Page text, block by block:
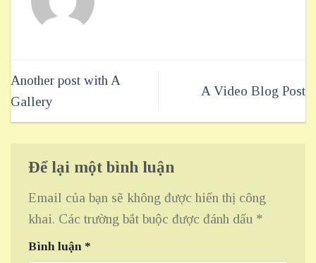
Another post with A
Gallery
A Video Blog Post
Để lại một bình luận
Email của bạn sẽ không được hiển thị công
khai. Các trường bắt buộc được đánh dấu *
Bình luận *